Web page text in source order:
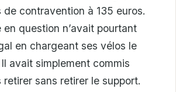
de contravention à 135 euros.
en question n’avait pourtant
en chargeant ses vélos le
avait simplement commis
retirer sans retirer le support.